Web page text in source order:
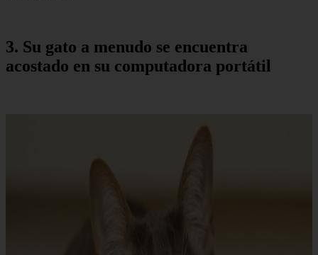
3. Su gato a menudo se encuentra
acostado en su computadora portátil